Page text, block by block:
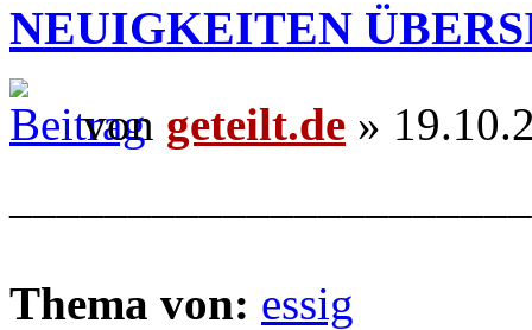
NEUIGKEITEN
von geteilt.de »
Thema von: essig